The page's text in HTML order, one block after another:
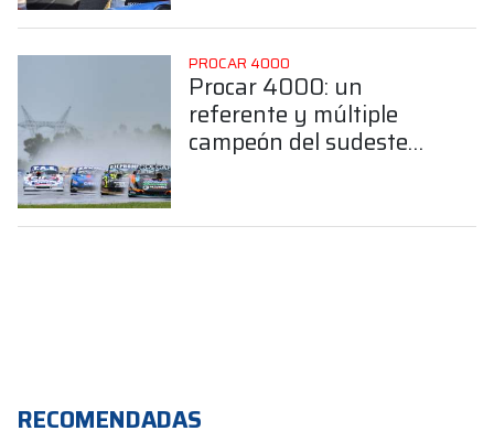
PROCAR 4000
Procar 4000: un
referente y múltiple
campeón del sudeste
RECOMENDADAS